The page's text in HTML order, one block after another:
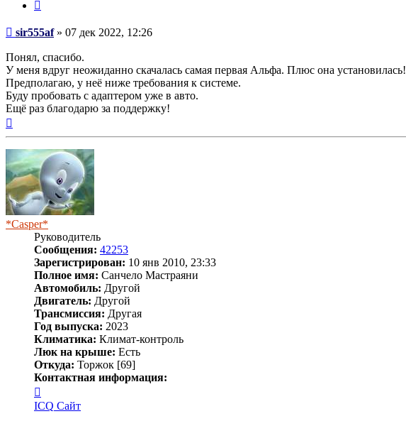
Сообщение
sir555af» 07 дек 2022, 12:26
Понял, спасибо.
У меня вдруг неожиданно скачалась самая первая Альфа. Плюс она установилась!
Предполагаю, у неё ниже требования к системе.
Буду пробовать с адаптером уже в авто.
Ещё раз благодарю за поддержку!
*Casper*
Руководитель
Сообщения: 42253
Зарегистрирован: 10 янв 2010, 23:33
Полное имя: Санчело Мастраяни
Автомобиль: Другой
Двигатель: Другой
Трансмиссия: Другая
Год выпуска: 2023
Климатика: Климат-контроль
Люк на крыше: Есть
Откуда: Торжок [69]
Контактная информация:
информация
пользователя
ICQ Сайт